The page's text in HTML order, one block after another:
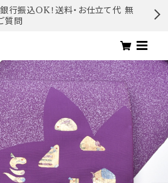
行振込OK！送料・お仕立て代 無
質問